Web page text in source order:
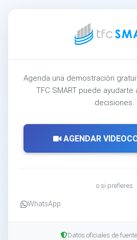
Agenda una demostración
TFC SMART puede
decisiones.
AGENDAR
o si prefieres
WhatsApp
Datos oficiales de